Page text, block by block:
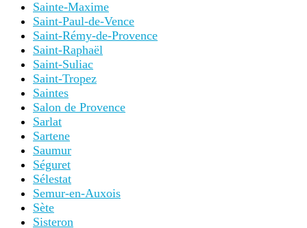
Sainte-Maxime
Saint-Paul-de-Vence
Saint-Rémy-de-Provence
Saint-Raphaël
Saint-Suliac
Saint-Tropez
Saintes
Salon de Provence
Sarlat
Sartene
Saumur
Séguret
Sélestat
Semur-en-Auxois
Sète
Sisteron